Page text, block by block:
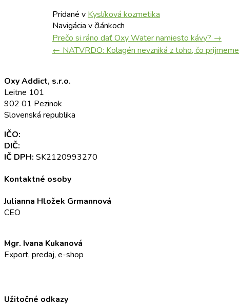
Pridané v Kyslíková kozmetika
Navigácia v článkoch
Prečo si ráno dať Oxy Water namiesto kávy? →
← NATVRDO: Kolagén nevzniká z toho, čo prijmeme
Oxy Addict, s.r.o.
Leitne 101
902 01 Pezinok
Slovenská republika
IČO:
DIČ:
IČ DPH: SK2120993270
Kontaktné osoby
Julianna Hložek Grmannová
CEO
Mgr. Ivana Kukanová
Export, predaj, e-shop
Užitočné odkazy